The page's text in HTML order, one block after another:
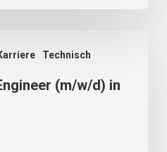
Technisch
(m/w/d) in